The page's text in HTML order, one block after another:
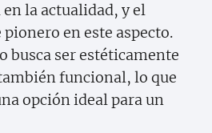
la actualidad, y el
en este aspecto.
busca ser estéticamente
funcional, lo que
opción ideal para un